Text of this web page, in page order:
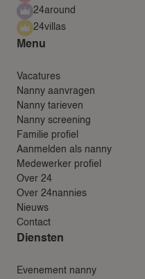
24around
24villas
Menu
Vacatures
Nanny aanvragen
Nanny tarieven
Nanny screening
Familie profiel
Aanmelden als nanny
Medewerker profiel
Over 24
Over 24nannies
Nieuws
Contact
Diensten
Evenement nanny